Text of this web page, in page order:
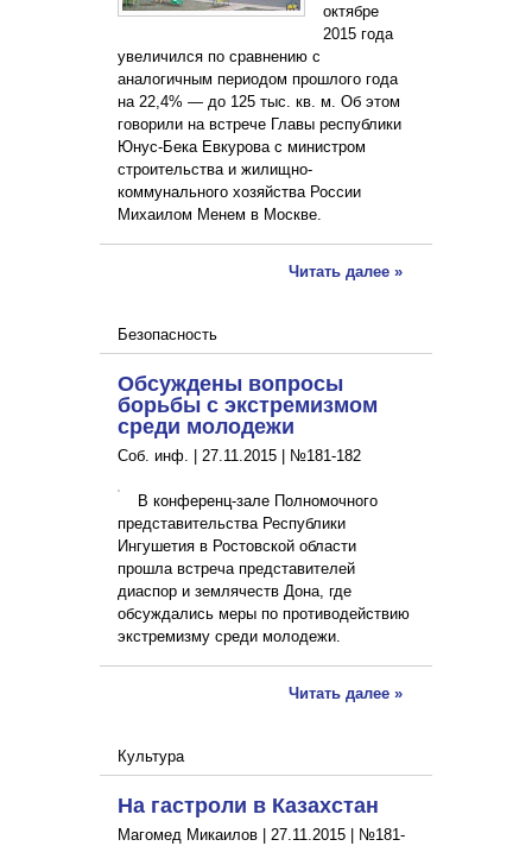
октябре
2015 года
увеличился по сравнению с
аналогичным периодом прошлого года
на 22,4% — до 125 тыс. кв. м. Об этом
говорили на встрече Главы республики
Юнус-Бека Евкурова с министром
строительства и жилищно-
коммунального хозяйства России
Михаилом Менем в Москве.
Читать далее »
Безопасность
Обсуждены вопросы
борьбы с экстремизмом
среди молодежи
Соб. инф. | 27.11.2015 №181-182
В конференц-зале Полномочного
представительства Республики
Ингушетия в Ростовской области
прошла встреча представителей
диаспор и землячеств Дона, где
обсуждались меры по противодействию
экстремизму среди молодежи.
Читать далее »
Культура
На гастроли в Казахстан
Магомед Микаилов | 27.11.2015
№181-